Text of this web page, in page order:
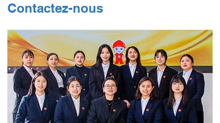
Contactez-nous